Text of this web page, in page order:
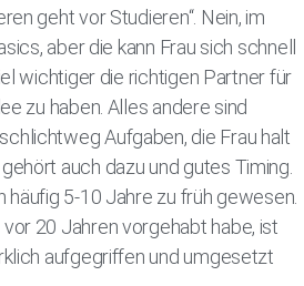
geht vor Studieren“. Nein, im
aber die kann Frau sich schnell
wichtiger die richtigen Partner für
zu haben. Alles andere sind
Aufgaben, die Frau halt
auch dazu und gutes Timing.
häufig 5-10 Jahre zu früh gewesen.
20 Jahren vorgehabt habe, ist
aufgegriffen und umgesetzt